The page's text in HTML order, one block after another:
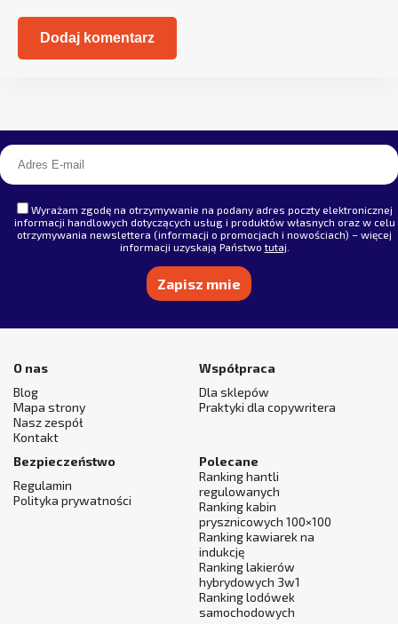
Wyrażam zgodę na otrzymywanie na podany adres poczty elektronicznej
informacji handlowych dotyczących usług i produktów własnych oraz w celu
otrzymywania newslettera (informacji o promocjach i nowościach) – więcej
informacji uzyskają Państwotutaj
O nas
Blog
Mapa strony
Nasz zespół
Kontakt
Współpraca
Dla sklepów
Praktyki dla copywritera
Bezpieczeństwo
Regulamin
Polityka prywatności
Polecane
Ranking hantli
regulowanych
Ranking kabin
prysznicowych 100×100
Ranking kawiarek na
indukcję
Ranking lakierów
hybrydowych 3w1
Ranking lodówek
samochodowych